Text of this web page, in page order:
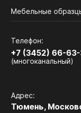
Мебельные
Телефон:
+7 (3452) 66-
(многоканальный)
Адрес:
Тюмень,